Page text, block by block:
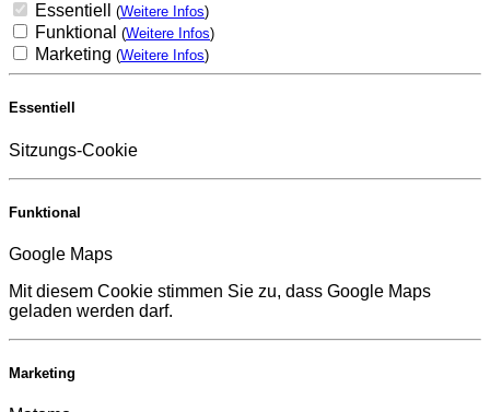
Essentiell (Weitere Infos)
Funktional (Weitere Infos)
Marketing (Weitere Infos)
Essentiell
Sitzungs-Cookie
Funktional
Google Maps
Mit diesem Cookie stimmen Sie zu, dass Google Maps
geladen werden darf.
Marketing